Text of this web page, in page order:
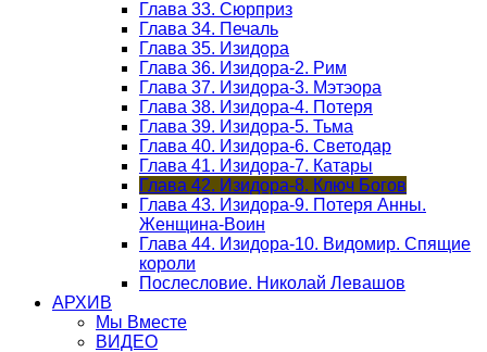
Глава 33. Сюрприз
Глава 34. Печаль
Глава 35. Изидора
Глава 36. Изидора-2. Рим
Глава 37. Изидора-3. Мэтэора
Глава 38. Изидора-4. Потеря
Глава 39. Изидора-5. Тьма
Глава 40. Изидора-6. Светодар
Глава 41. Изидора-7. Катары
Глава 42. Изидора-8. Ключ Богов
Глава 43. Изидора-9. Потеря Анны.
Женщина-Воин
Глава 44. Изидора-10. Видомир. Спящие
короли
Послесловие. Николай Левашов
АРХИВ
Мы Вместе
ВИДЕО